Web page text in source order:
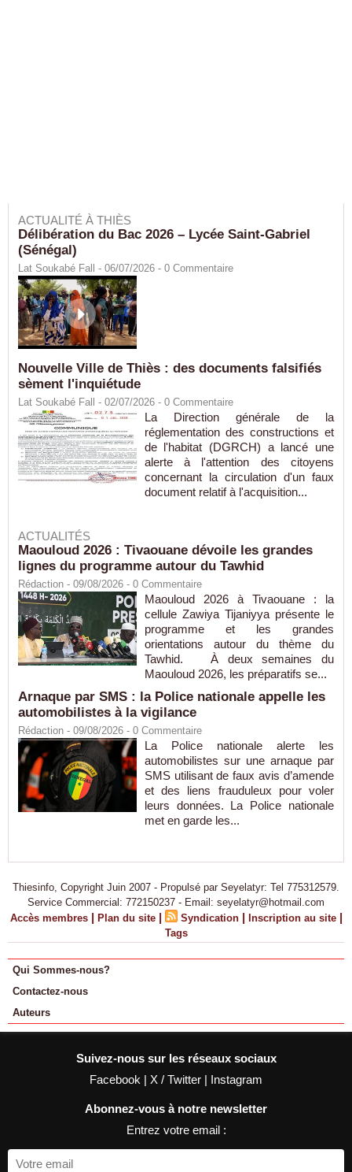
ACTUALITÉ À THIÈS
Délibération du Bac 2026 – Lycée Saint-Gabriel
(Sénégal)
Lat Soukabé Fall - 06/07/2026 - 0 Commentaire
Nouvelle Ville de Thiès : des documents falsifiés
sèment l'inquiétude
Lat Soukabé Fall - 02/07/2026 - 0 Commentaire
La Direction générale de la
réglementation des constructions et
de l'habitat (DGRCH) a lancé une
alerte à l'attention des citoyens
concernant la circulation d'un faux
document relatif à l'acquisition...
ACTUALITÉS
Maouloud 2026 : Tivaouane dévoile les grandes
lignes du programme autour du Tawhid
Rédaction - 09/08/2026 - 0 Commentaire
Maouloud 2026 à Tivaouane : la
cellule Zawiya Tijaniyya présente le
programme et les grandes
orientations autour du thème du
Tawhid. À deux semaines du
Maouloud 2026, les préparatifs se...
Arnaque par SMS : la Police nationale appelle les
automobilistes à la vigilance
Rédaction - 09/08/2026 - 0 Commentaire
La Police nationale alerte les
automobilistes sur une arnaque par
SMS utilisant de faux avis d’amende
et des liens frauduleux pour voler
leurs données. La Police nationale
met en garde les...
Thiesinfo, Copyright Juin 2007 - Propulsé par Seyelatyr: Tel 775312579.
Service Commercial: 772150237 - Email: seyelatyr@hotmail.com
Accès membres | Plan du site | Syndication | Inscription au site |
Tags
Qui Sommes-nous?
Contactez-nous
Auteurs
Suivez-nous sur les réseaux sociaux
Facebook | X / Twitter | Instagram
Abonnez-vous à notre newsletter
Entrez votre email :